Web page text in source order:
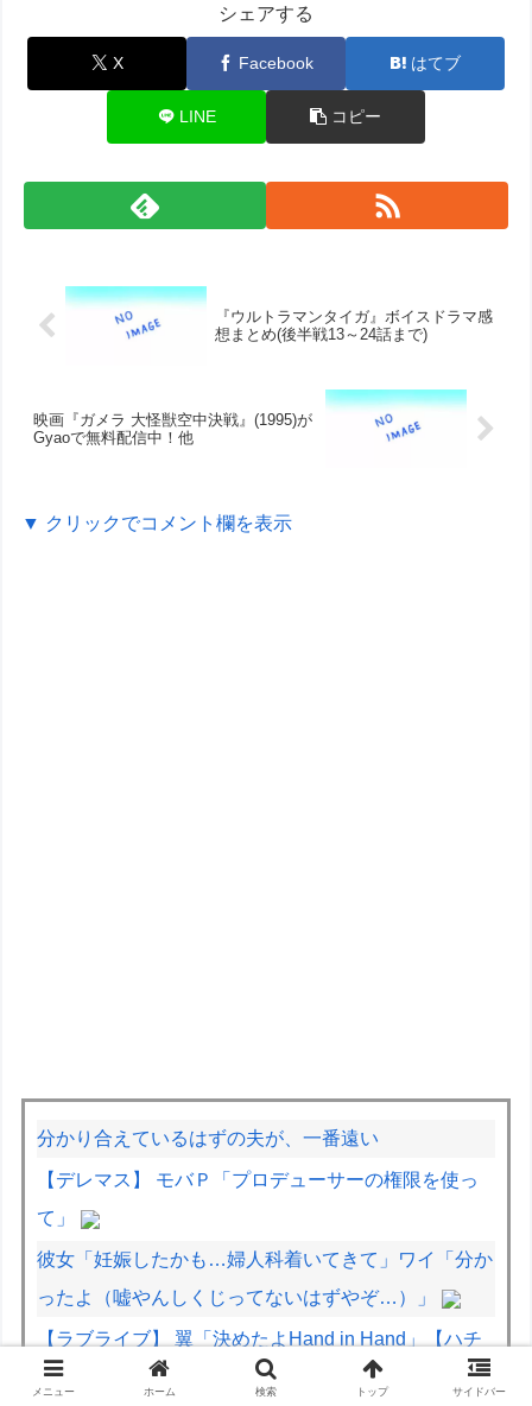
シェアする
X Facebook はてブ
LINE コピー
『ウルトラマンタイガ』ボイスドラマ感
想まとめ(後半戦13～24話まで)
映画『ガメラ 大怪獣空中決戦』(1995)が
Gyaoで無料配信中！他
▼ クリックでコメント欄を表示
分かり合えているはずの夫が、一番遠い
【デレマス】 モバＰ「プロデューサーの権限を使っ
て」
彼女「妊娠したかも…婦人科着いてきて」ワイ「分か
ったよ（嘘やんしくじってないはずやぞ…）」
【ラブライブ】 翼「決めたよHand in Hand」【ハチ
ナイ】
メニュー ホーム 検索 トップ サイドバー